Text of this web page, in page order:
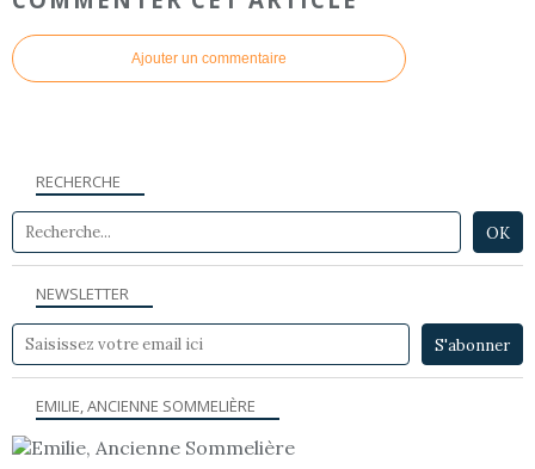
Ajouter un commentaire
NEWSLETTER
RECHERCHE
EMILIE, ANCIENNE SOMMELIÈRE